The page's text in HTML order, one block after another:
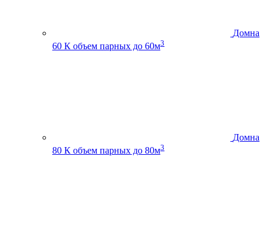
Домна
60 К объем парных до 60м3
Домна
80 К объем парных до 80м3